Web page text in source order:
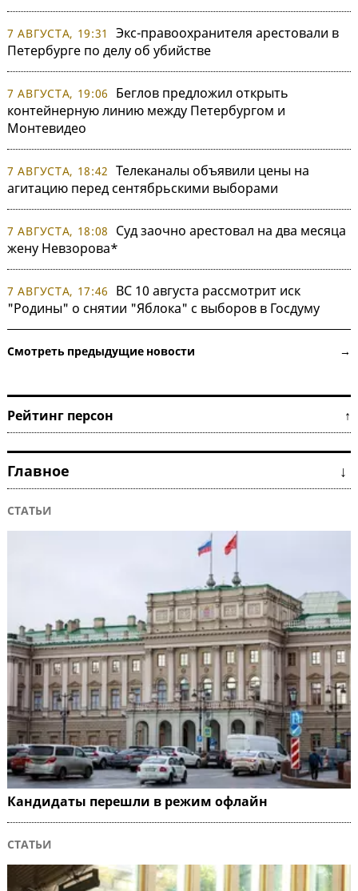
7 АВГУСТА, 19:31
Экс-правоохранителя арестовали в
Петербурге по делу об убийстве
7 АВГУСТА, 19:06
Беглов предложил открыть
контейнерную линию между Петербургом и
Монтевидео
7 АВГУСТА, 18:42 Телеканалы объявили цены на
агитацию перед сентябрьскими выборами
7 АВГУСТА, 18:08
Суд заочно арестовал на два месяца
жену Невзорова*
7 АВГУСТА, 17:46
ВС 10 августа рассмотрит иск
"Родины" о снятии "Яблока" с выборов в Госдуму
Смотреть предыдущие новости →
Рейтинг персон ↑
Главное ↓
СТАТЬИ
Кандидаты перешли в режим офлайн
СТАТЬИ